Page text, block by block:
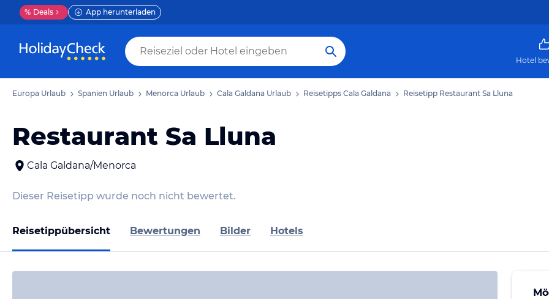
% Deals App herunterladen
Hotel
Europa Urlaub Spanien Urlaub Menorca Urlaub Cala Galdana Urlaub Reisetipps Cala Galdana Reisetipp Restaurant Sa Lluna
Restaurant Sa Lluna
Cala Galdana/Menorca
Dieser Reisetipp wurde noch nicht bewertet.
Reisetippübersicht Bewertungen Bilder Hotels